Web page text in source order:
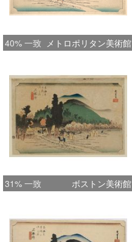
40% 一致 メトロポリタン美術館
31% 一致 ボストン美術館